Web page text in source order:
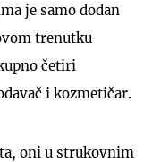
je samo dodan
trenutku
četiri
i kozmetičar.
oni u strukovnim